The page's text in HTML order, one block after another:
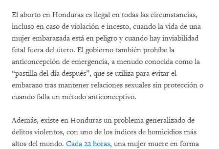
El aborto en Honduras es ilegal en todas las circunstancias,
incluso en caso de violación e incesto, cuando la vida de una
mujer embarazada está en peligro y cuando hay inviabilidad
fetal fuera del útero. El gobierno también prohíbe la
anticoncepción de emergencia, a menudo conocida como la
“pastilla del día después”, que se utiliza para evitar el
embarazo tras mantener relaciones sexuales sin protección o
cuando falla un método anticonceptivo.
Además, existe en Honduras un problema generalizado de
delitos violentos, con uno de los índices de homicidios más
altos del mundo. Cada 22 horas, una mujer muere en forma